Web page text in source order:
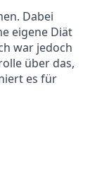
Dabei
eigene Diät
war jedoch
über das,
es für